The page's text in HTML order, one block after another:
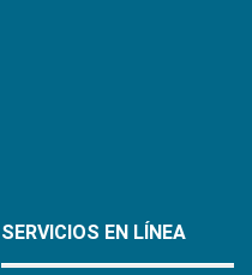
SERVICIOS EN LÍNEA